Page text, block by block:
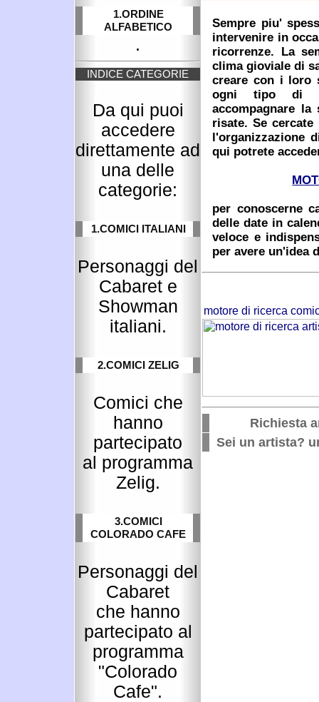
1.ORDINE
ALFABETICO
.
INDICE CATEGORIE
Da qui puoi
accedere
direttamente ad
una delle
categorie:
1.COMICI ITALIANI
Personaggi del
Cabaret e
Showman
italiani.
2.COMICI ZELIG
Comici che
hanno
partecipato
al programma
Zelig.
3.COMICI
COLORADO CAFE
Personaggi del
Cabaret
che hanno
partecipato al
programma
"Colorado
Cafe".
Sempre piu'
intervenire in
ricorrenze. La
clima gioviale di
creare con i loro
ogni tipo di
accompagnare
risate. Se
l'organizzazione
qui potrete
per conoscerne
delle date in
veloce e
per avere un'idea
Richiesta
Sei un artista?